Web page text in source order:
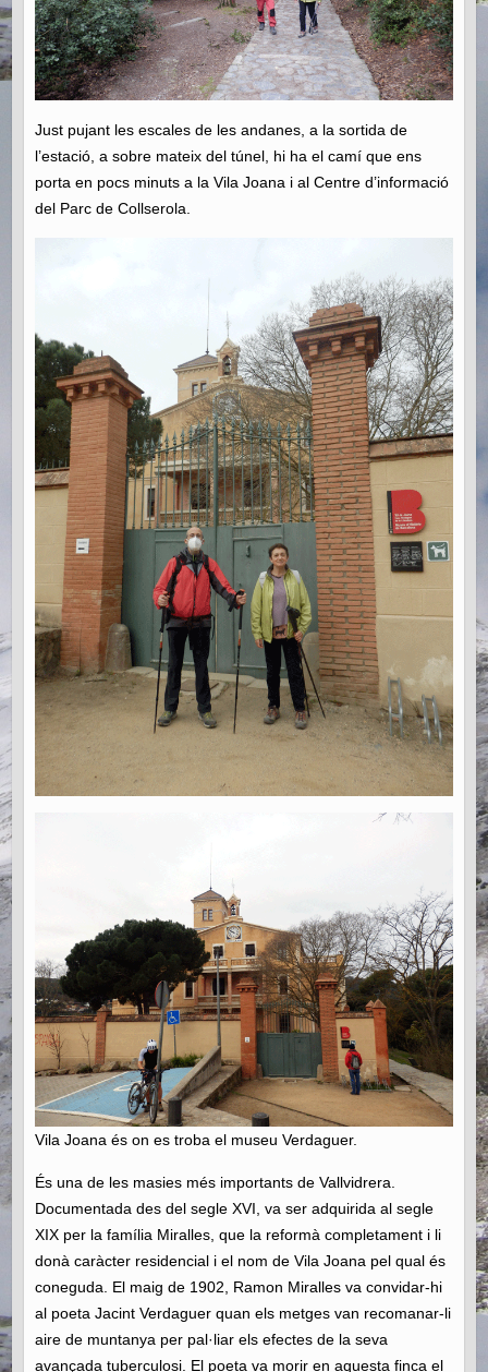
Just pujant les escales de les andanes, a la sortida de
l’estació, a sobre mateix del túnel, hi ha el camí que ens
porta en pocs minuts a la Vila Joana i al Centre d’informació
del Parc de Collserola.
Vila Joana és on es troba el museu Verdaguer.
És una de les masies més importants de Vallvidrera.
Documentada des del segle XVI, va ser adquirida al segle
XIX per la família Miralles, que la reformà completament i li
donà caràcter residencial i el nom de Vila Joana pel qual és
coneguda. El maig de 1902, Ramon Miralles va convidar-hi
al poeta Jacint Verdaguer quan els metges van recomanar-li
aire de muntanya per pal·liar els efectes de la seva
avançada tuberculosi. El poeta va morir en aquesta finca el